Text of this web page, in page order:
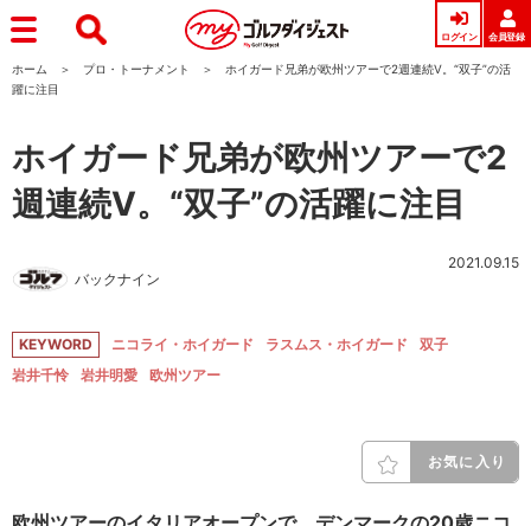
ログイン 会員登録
ホーム プロ・トーナメント
ホイガード兄弟が欧州ツアーで2週連続V。“双子”の活
躍に注目
ホイガード兄弟が欧州ツアーで2
週連続V。“双子”の活躍に注目
バックナイン
2021.09.15
KEYWORD ニコライ・ホイガード ラスムス・ホイガード
双子
岩井千怜
岩井明愛 欧州ツアー
お気に入り